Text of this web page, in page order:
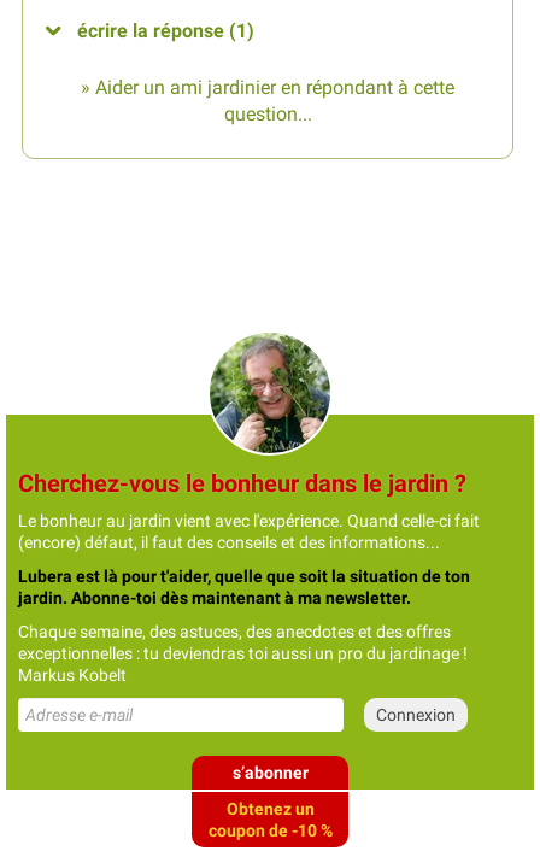
écrire la réponse (1)
» Aider un ami jardinier en répondant à cette
question...
Cherchez-vous le bonheur dans le jardin ?
Le bonheur au jardin vient avec l'expérience. Quand celle-ci fait
(encore) défaut, il faut des conseils et des informations...
Lubera est là pour t'aider, quelle que soit la situation de ton
jardin. Abonne-toi dès maintenant à ma newsletter.
Chaque semaine, des astuces, des anecdotes et des offres
exceptionnelles : tu deviendras toi aussi un pro du jardinage !
Markus Kobelt
s’abonner
Obtenez un
coupon de -10 %